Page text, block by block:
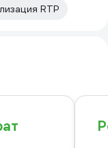
RTP